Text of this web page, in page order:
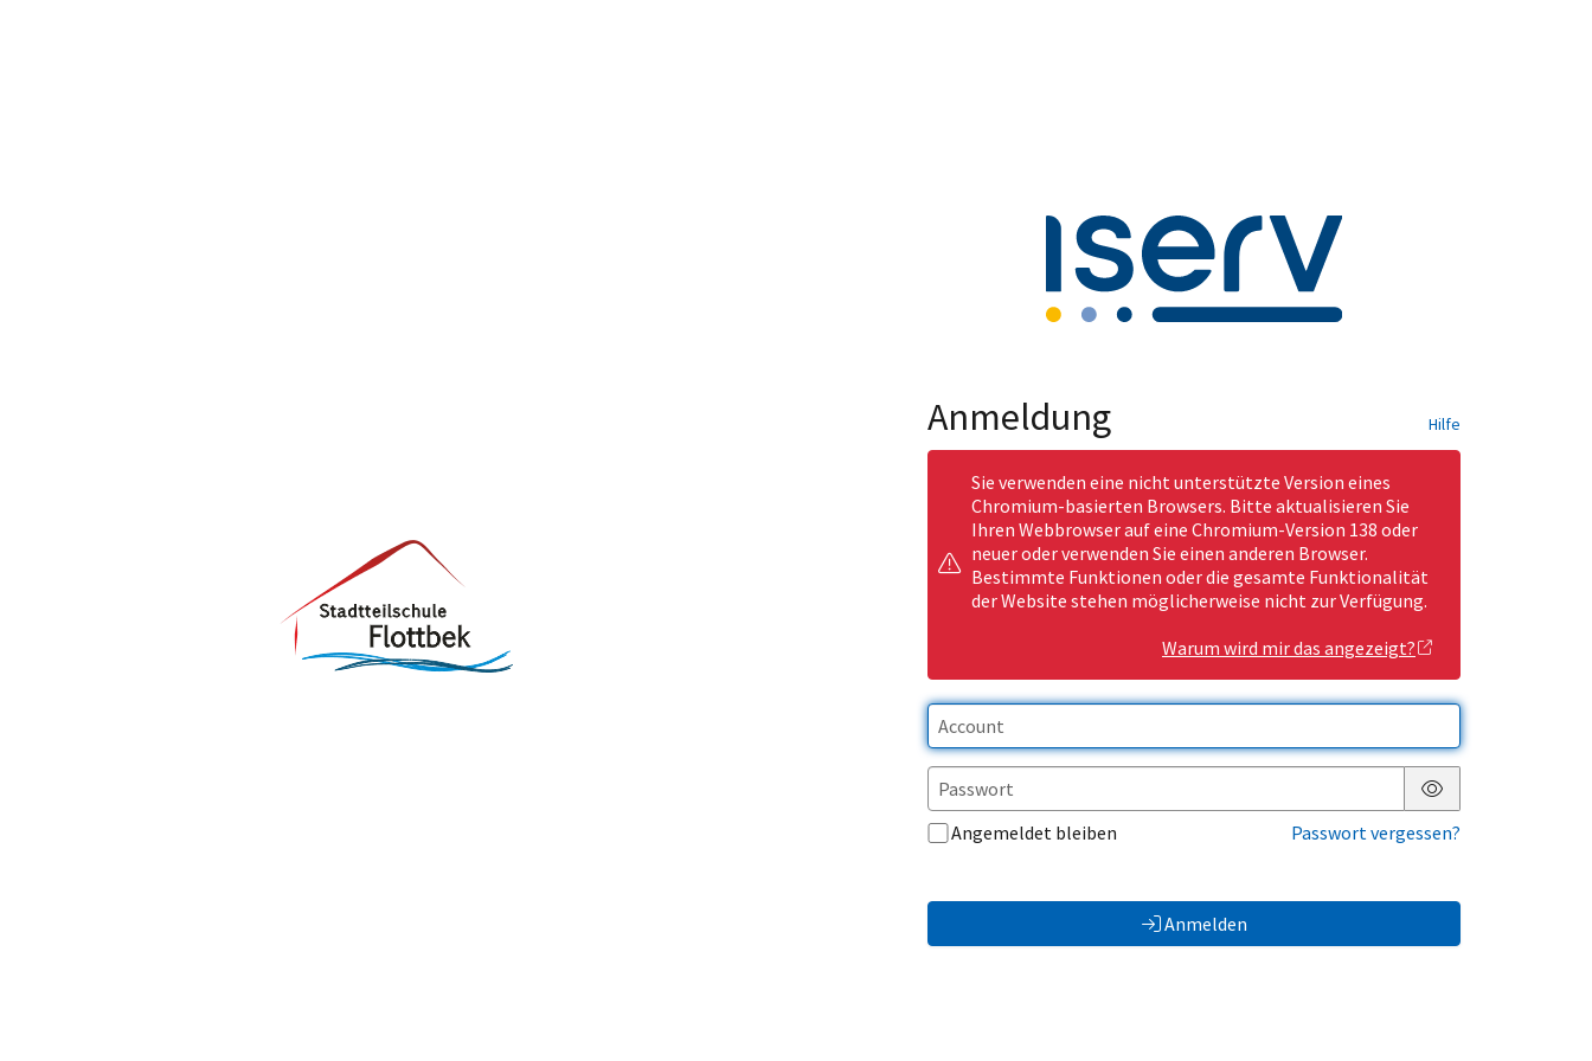
Anmeldung Hilfe
Sie verwenden eine nicht unterstützte Version eines
Chromium-basierten Browsers. Bitte aktualisieren Sie
Ihren Webbrowser auf eine Chromium-Version 138 oder
neuer oder verwenden Sie einen anderen Browser.
Bestimmte Funktionen oder die gesamte Funktionalität
der Website stehen möglicherweise nicht zur Verfügung.
Warum wird mir das angezeigt?
Passwort anzeigen
Angemeldet bleiben
Passwort vergessen?
Anmelden